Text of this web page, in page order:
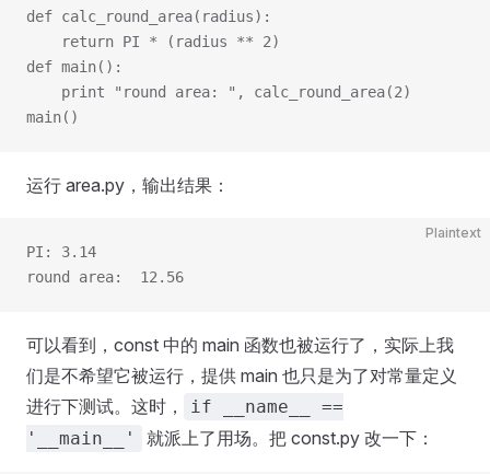
def calc_round_area(radius):
    return PI * (radius ** 2)
def main():
    print "round area: ", calc_round_area(2)
main()
运行 area.py，输出结果：
Plaintext
PI: 3.14
round area:  12.56
可以看到，const 中的 main 函数也被运行了，实际上我
们是不希望它被运行，提供 main 也只是为了对常量定义
进行下测试。这时，
if __name__ ==
'__main__'
就派上了用场。把 const.py 改一下：